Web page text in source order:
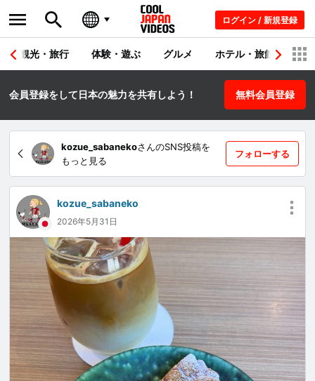
ログイン / 新規登録
観光・旅行 体験・遊ぶ グルメ ホテル・旅館 シ
会員登録をして日本の魅力を共有しよう！ 無料会員登録
kozue_sabanekoさんのSNS投稿を
もっと見る
フォローする
kozue_sabaneko
2026年5月31日